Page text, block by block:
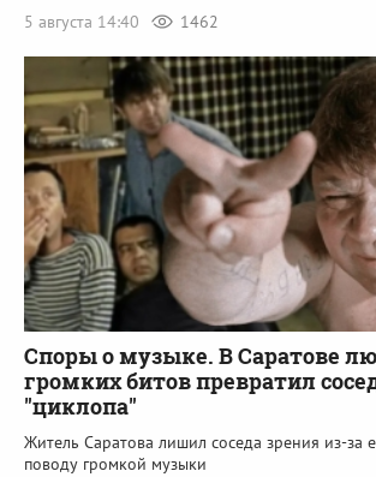
5 августа 14:40
1462
Споры о музыке. В Саратове
громких битов превратил
"циклопа"
Житель Саратова лишил соседа зрения из-за
поводу громкой музыки